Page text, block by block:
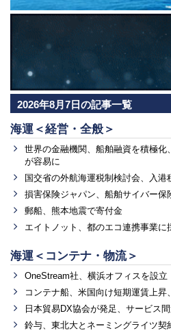
2026年8月7日の記事一覧
海運＜経営・全般＞
世界の金融機関、船舶融資を積極
が容易に
国交省の外航海運税制検討会、入
損害保険ジャパン、船舶サイバー保
郵船、熊本地震で寄付金
エイトノット、都のエコ連携事業に
海運＜コンテナ・物流＞
OneStream社、横浜オフィスを設立
コンテナ船、米国向け短期運賃上
日本貿易DX協会が発足、サービス
鈴与、東北大とネーミングライツ契